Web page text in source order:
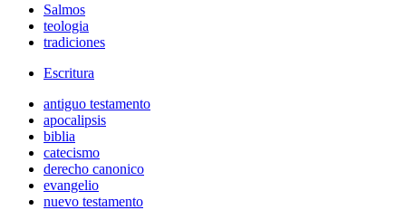
Salmos
teologia
tradiciones
Escritura
antiguo testamento
apocalipsis
biblia
catecismo
derecho canonico
evangelio
nuevo testamento